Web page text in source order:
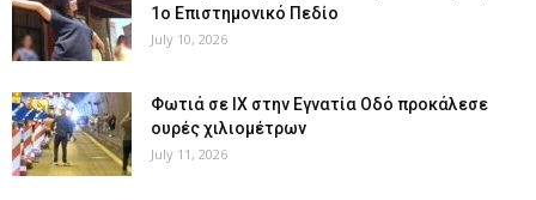
1ο Επιστημονικό Πεδίο
July 10, 2026
Φωτιά σε ΙΧ στην Εγνατία Οδό προκάλεσε
ουρές χιλιομέτρων
July 11, 2026